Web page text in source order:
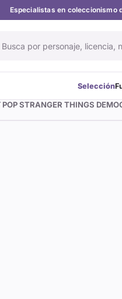
Especialistas en coleccionismo
en el catálogo
Selección
STRANGER THINGS